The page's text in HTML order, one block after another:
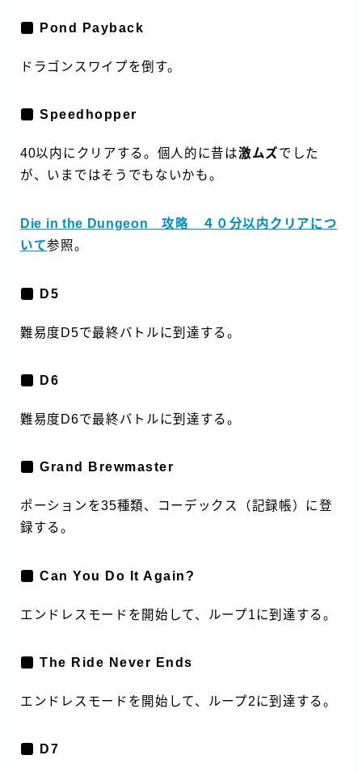
Pond Payback
ドラゴンスワイプを倒す。
Speedhopper
40以内にクリアする。個人的に昔は激ムズでした
が、いまではそうでもないかも。
Die in the Dungeon 攻略 ４０分以内クリアにつ
いて参照。
D5
難易度D5で最終バトルに到達する。
D6
難易度D6で最終バトルに到達する。
Grand Brewmaster
ポーションを35種類、コーデックス（記録帳）に登
録する。
Can You Do It Again?
エンドレスモードを開始して、ループ1に到達する。
The Ride Never Ends
エンドレスモードを開始して、ループ2に到達する。
D7